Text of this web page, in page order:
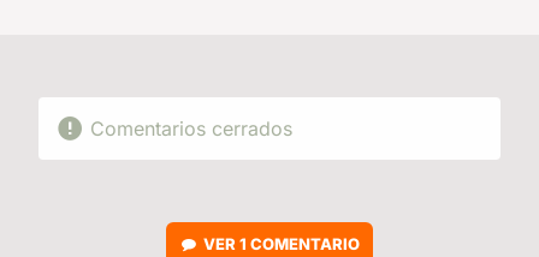
Comentarios cerrados
VER 1 COMENTARIO